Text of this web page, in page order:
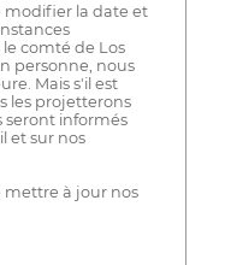
modifier la date et
le comté de Los
personne, nous
Mais s'il est
les projetterons
seront informés
et sur nos
mettre à jour nos